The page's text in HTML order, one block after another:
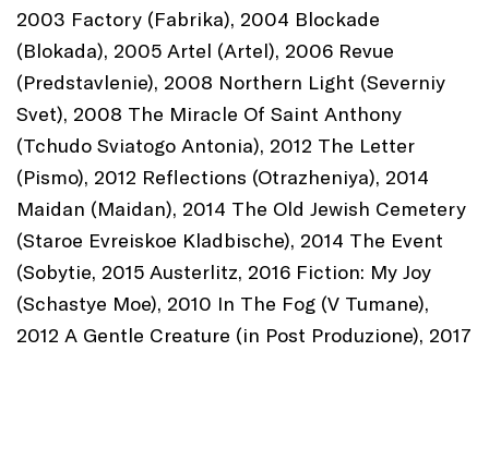
2003 Factory (Fabrika), 2004 Blockade
(Blokada), 2005 Artel (Artel), 2006 Revue
(Predstavlenie), 2008 Northern Light (Severniy
Svet), 2008 The Miracle Of Saint Anthony
(Tchudo Sviatogo Antonia), 2012 The Letter
(Pismo), 2012 Reflections (Otrazheniya), 2014
Maidan (Maidan), 2014 The Old Jewish Cemetery
(Staroe Evreiskoe Kladbische), 2014 The Event
(Sobytie, 2015 Austerlitz, 2016 Fiction: My Joy
(Schastye Moe), 2010 In The Fog (V Tumane),
2012 A Gentle Creature (in Post Produzione), 2017